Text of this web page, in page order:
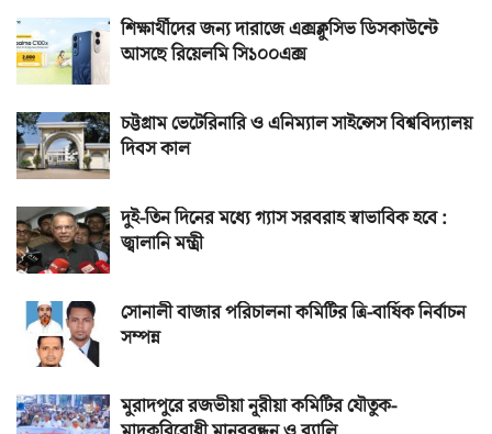
শিক্ষার্থীদের জন্য দারাজে এক্সক্লুসিভ ডিসকাউন্টে
আসছে রিয়েলমি সি১০০এক্স
চট্টগ্রাম ভেটেরিনারি ও এনিম্যাল সাইন্সেস বিশ্ববিদ্যালয়
দিবস কাল
দুই-তিন দিনের মধ্যে গ্যাস সরবরাহ স্বাভাবিক হবে :
জ্বালানি মন্ত্রী
সোনালী বাজার পরিচালনা কমিটির ত্রি-বার্ষিক নির্বাচন
সম্পন্ন
মুরাদপুরে রজভীয়া নূরীয়া কমিটির যৌতুক-